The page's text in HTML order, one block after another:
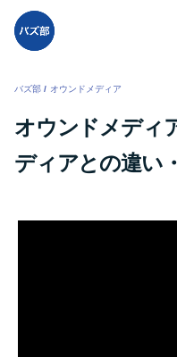
バズ部 / オウンドメディア
オウンドメディ
ディアとの違い